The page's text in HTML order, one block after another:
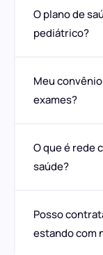
O plano de
pediátrico?
Meu
exames?
O que é rede
saúde?
Posso
estando com